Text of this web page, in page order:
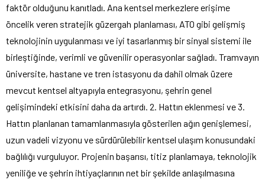
faktör olduğunu kanıtladı. Ana kentsel merkezlere erişime
öncelik veren stratejik güzergah planlaması, ATO gibi gelişmiş
teknolojinin uygulanması ve iyi tasarlanmış bir sinyal sistemi ile
birleştiğinde, verimli ve güvenilir operasyonlar sağladı. Tramvayın
üniversite, hastane ve tren istasyonu da dahil olmak üzere
mevcut kentsel altyapıyla entegrasyonu, şehrin genel
gelişimindeki etkisini daha da artırdı. 2. Hattın eklenmesi ve 3.
Hattın planlanan tamamlanmasıyla gösterilen ağın genişlemesi,
uzun vadeli vizyonu ve sürdürülebilir kentsel ulaşım konusundaki
bağlılığı vurguluyor. Projenin başarısı, titiz planlamaya, teknolojik
yeniliğe ve şehrin ihtiyaçlarının net bir şekilde anlaşılmasına